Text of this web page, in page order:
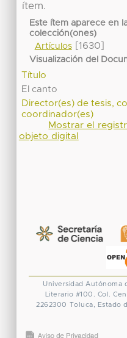
ítem.
Este ítem aparece en
colección(ones)
Artículos[1630]
Visualización del
Título
El canto
Director(es) de tesis,
coordinador(es)
Mostrar el
objeto digital
Universidad Autónoma
Literario #100. Col.
2262300 Toluca, Estado